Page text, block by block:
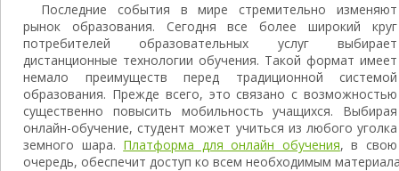
Последние события в мире стремительно изменяют
рынок образования. Сегодня все более широкий круг
потребителей образовательных услуг выбирает
дистанционные технологии обучения. Такой формат имеет
немало преимуществ перед традиционной системой
образования. Прежде всего, это связано с возможностью
существенно повысить мобильность учащихся. Выбирая
онлайн-обучение, студент может учиться из любого уголка
земного шара. Платформа для онлайн обучения, в свою
очередь, обеспечит доступ ко всем необходимым